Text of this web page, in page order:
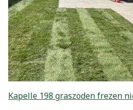
Kapelle 198 graszoden frezen